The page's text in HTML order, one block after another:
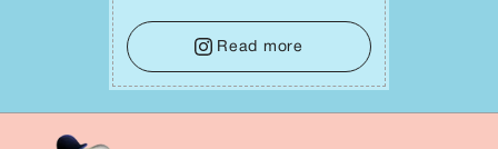
せになっていくイメージを持って⼀歩を
踏み出して。⼀⼈⼀⼈の良いところが混
ざり合い、ハッピーな未来が形作られて
いきます。
Read more